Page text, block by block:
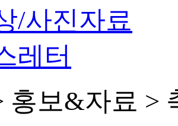
/사진자료
레터
홍보&자료 >